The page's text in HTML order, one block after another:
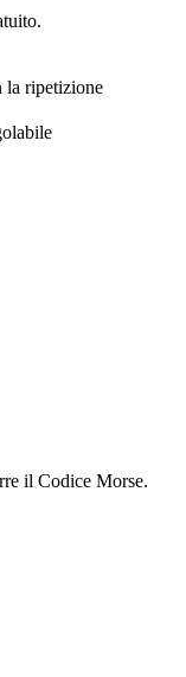
la ripetizione
il Codice Morse.